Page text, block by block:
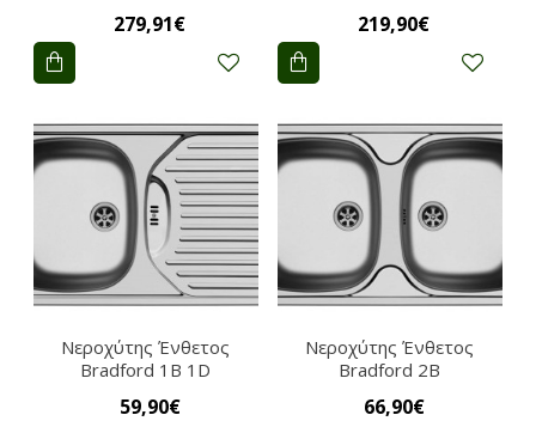
279,91€ 219,90€
Νεροχύτης Ένθετος
Bradford 1B 1D
59,90€
Νεροχύτης Ένθετος
Bradford 2B
66,90€